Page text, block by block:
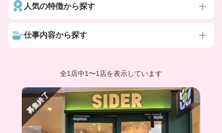
人気の特徴から探す
仕事内容から探す
全1店中1 〜1店を表示しています
募集終了